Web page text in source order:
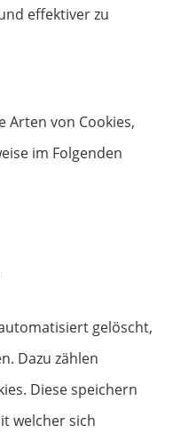
effektiver zu
Arten von Cookies,
im Folgenden
gelöscht,
Dazu zählen
Diese speichern
welcher sich